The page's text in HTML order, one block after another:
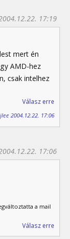
17:19
mert én
AMD-hez
csak intelhez
Válasz erre
2004.12.22. 17:06
17:06
a mail
Válasz erre